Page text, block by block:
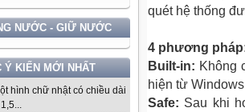
NƯỚC - GIỮ NƯỚC
Ý KIẾN MỚI NHẤT
hình chữ nhật có chiều dài
quét hệ thống
4 phương
Built-in: Không
hiện từ
Safe: Sau khi